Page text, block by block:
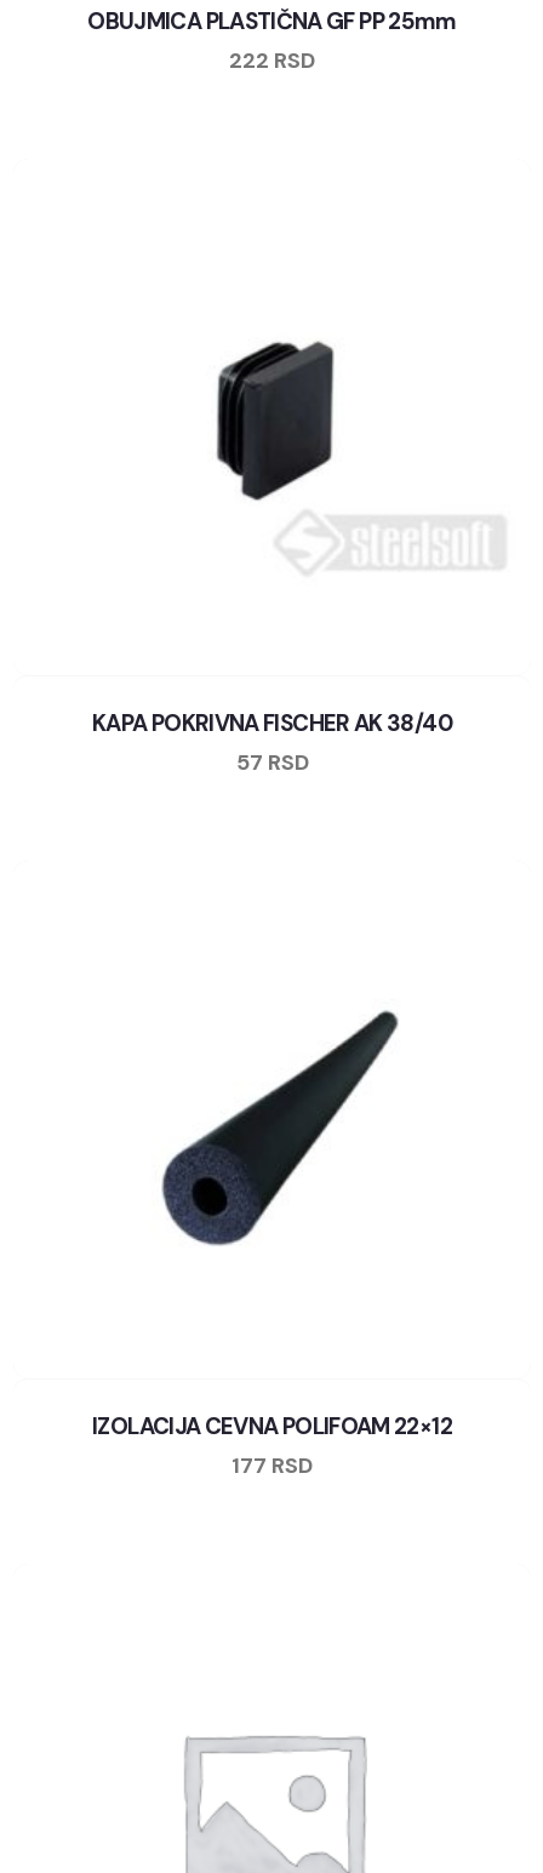
OBUJMICA PLASTIČNA GF PP 25mm
222 RSD
KAPA POKRIVNA FISCHER AK 38/40
57 RSD
IZOLACIJA CEVNA POLIFOAM 22×12
177 RSD